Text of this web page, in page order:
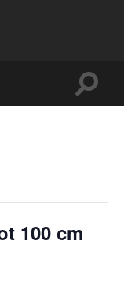
Toggle
100 cm